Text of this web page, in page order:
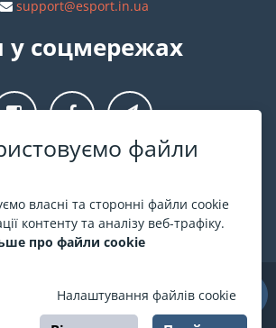
файли
власні та сторонні файли cookie
контенту та аналізу веб-трафіку.
про файли cookie
Налаштування файлів cookie
support@esport.in.ua
соцмережах
ESPORT.in.ua
афіша Києва та інших міст
продаються офіційно. Ми працюємо
з касами.